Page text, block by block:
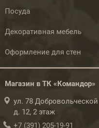
Посуда
Декоративная мебель
Оформление для стен
Магазин в ТК «Командор»
ул. 78
д. 12, 2 этаж
+7 (391) 205-19-91